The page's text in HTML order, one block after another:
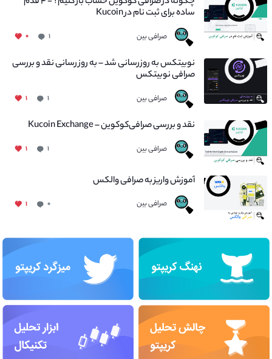
ساده برای ثبت نام در Kucoin
صرافی بین ۱ ۰
نوبیتکس به روزرسانی شد – به روز رسانی نقد و بررسی
صرافی نوبیتکس
صرافی بین ۱ ۱
نقد و بررسی صرافی‌کوکوین – Kucoin Exchange
صرافی بین ۱ ۱
آموزش واریز به صرافی والکس
صرافی بین ۰ ۱